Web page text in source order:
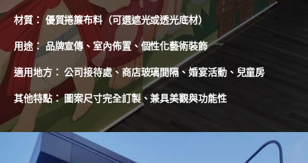
材質： 優質捲簾布料（可選遮光或透光底材）
用途： 品牌宣傳、室內佈置、個性化藝術裝飾
適用地方： 公司接待處、商店玻璃間隔、婚宴活動、兒童房
其他特點： 圖案尺寸完全訂製、兼具美觀與功能性